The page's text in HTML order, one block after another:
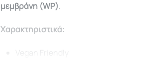
μεμβράνη (WP).
Χαρακτηριστικά: